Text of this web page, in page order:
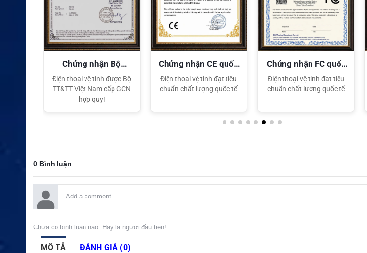
Chứng nhận Bộ
TT&TT
Điện thoại vệ tinh được Bộ
TT&TT Việt Nam cấp GCN
hợp quy!
Chứng nhận CE quốc
tế
Điện thoại vệ tinh đạt tiêu
chuẩn chất lượng quốc tế
Chứng nhận FC quốc
tế
Điện thoại vệ tinh đạt tiêu
chuẩn chất lượng quốc tế
0 Bình luận
Chưa có bình luận nào. Hãy là người đầu tiên!
MÔ TẢ ĐÁNH GIÁ (0)